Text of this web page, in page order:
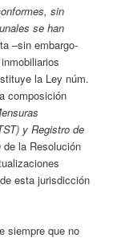
sin
se han
–sin embargo-
la Ley núm.
composición
y Registro de
la Resolución
esta jurisdicción
siempre que no